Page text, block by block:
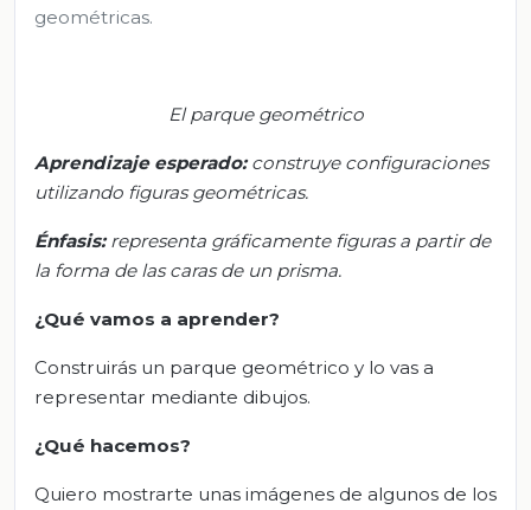
geométricas.
El parque geométrico
Aprendizaje esperado:construye configuraciones
utilizando figuras geométricas.
Énfasis:representa gráficamente figuras a partir de
la forma de las caras de un prisma.
¿Qué vamos a aprender?
Construirás un parque geométrico y lo vas a
representar mediante dibujos.
¿Qué hacemos?
Quiero mostrarte unas imágenes de algunos de los